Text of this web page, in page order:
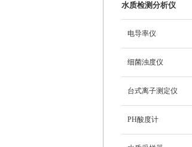
水质检测分析仪
电导率仪
细菌浊度仪
台式离子测定仪
PH酸度计